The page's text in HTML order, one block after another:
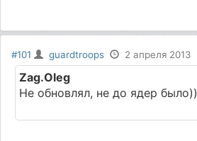
#101 guardtroops 2 апреля 2013
Zag.Oleg
Не обновлял, не до ядер было))